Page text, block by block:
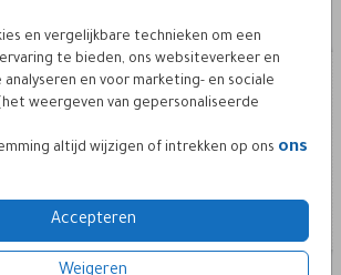
en vergelijkbare technieken om een
te bieden, ons websiteverkeer en
en voor marketing- en sociale
weergeven van gepersonaliseerde
altijd wijzigen of intrekken op ons ons
Accepteren
Weigeren